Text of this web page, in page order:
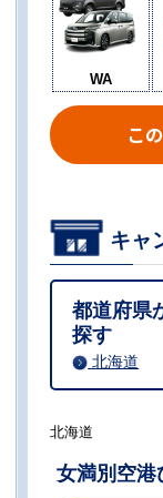
WA
こ
キャ
都道府県
探す
北海道
北海道
女満別空港